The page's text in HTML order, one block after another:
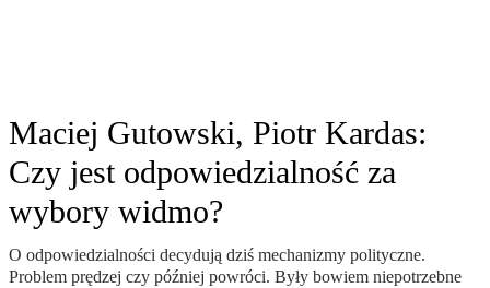
Maciej Gutowski, Piotr Kardas:
Czy jest odpowiedzialność za
wybory widmo?
O odpowiedzialności decydują dziś mechanizmy polityczne.
Problem prędzej czy później powróci. Były bowiem niepotrzebne